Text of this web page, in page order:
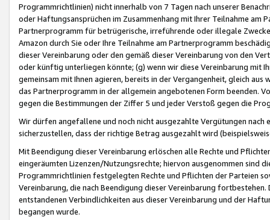
Programmrichtlinien) nicht innerhalb von 7 Tagen nach unserer
oder Haftungsansprüchen im Zusammenhang mit Ihrer Teilnahme am
Partnerprogramm für betrügerische, irreführende oder illegale
Amazon durch Sie oder Ihre Teilnahme am Partnerprogramm
dieser Vereinbarung oder den gemäß dieser Vereinbarung von den
oder künftig unterliegen könnte; (g) wenn wir diese Vereinbarung mit
gemeinsam mit Ihnen agieren, bereits in der Vergangenheit, gleich
das Partnerprogramm in der allgemein angebotenen Form beenden.
gegen die Bestimmungen der Ziffer 5 und jeder Verstoß gegen die
Wir dürfen angefallene und noch nicht ausgezahlte Vergütungen
sicherzustellen, dass der richtige Betrag ausgezahlt wird
Mit Beendigung dieser Vereinbarung erlöschen alle Rechte und
eingeräumten Lizenzen/Nutzungsrechte; hiervon ausgenommen sind
Programmrichtlinien festgelegten Rechte und Pflichten der Parteien
Vereinbarung, die nach Beendigung dieser Vereinbarung
entstandenen Verbindlichkeiten aus dieser Vereinbarung und der
begangen wurde.